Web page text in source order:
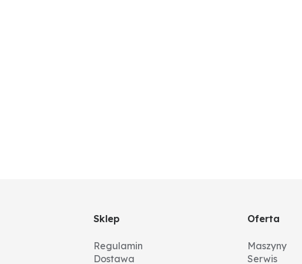
Sklep
Regulamin
Dostawa
Oferta
Maszyny
Serwis